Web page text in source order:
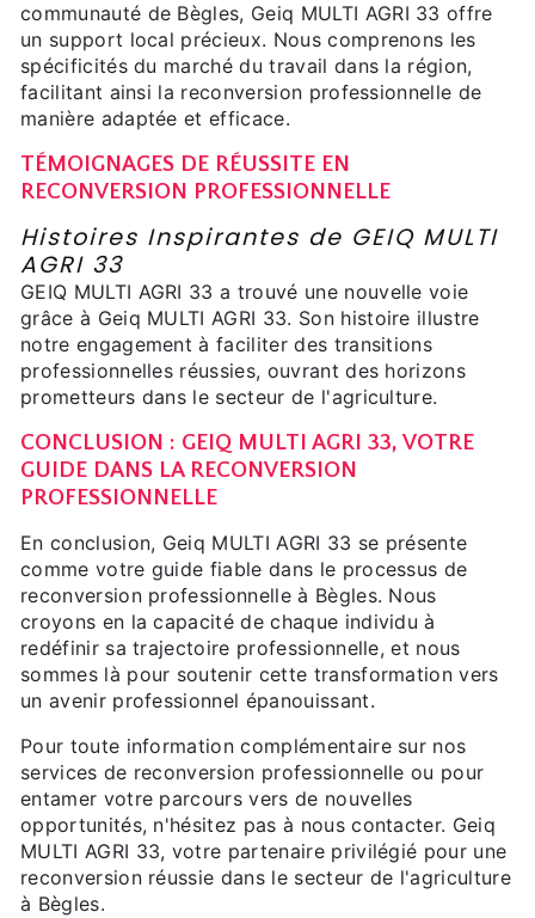
communauté de Bègles, Geiq MULTI AGRI 33 offre
un support local précieux. Nous comprenons les
spécificités du marché du travail dans la région,
facilitant ainsi la reconversion professionnelle de
manière adaptée et efficace.
TÉMOIGNAGES DE RÉUSSITE EN
RECONVERSION PROFESSIONNELLE
Histoires Inspirantes de GEIQ MULTI
AGRI 33
GEIQ MULTI AGRI 33 a trouvé une nouvelle voie
grâce à Geiq MULTI AGRI 33. Son histoire illustre
notre engagement à faciliter des transitions
professionnelles réussies, ouvrant des horizons
prometteurs dans le secteur de l'agriculture.
CONCLUSION : GEIQ MULTI AGRI 33, VOTRE
GUIDE DANS LA RECONVERSION
PROFESSIONNELLE
En conclusion, Geiq MULTI AGRI 33 se présente
comme votre guide fiable dans le processus de
reconversion professionnelle à Bègles. Nous
croyons en la capacité de chaque individu à
redéfinir sa trajectoire professionnelle, et nous
sommes là pour soutenir cette transformation vers
un avenir professionnel épanouissant.
Pour toute information complémentaire sur nos
services de reconversion professionnelle ou pour
entamer votre parcours vers de nouvelles
opportunités, n'hésitez pas à nous contacter. Geiq
MULTI AGRI 33, votre partenaire privilégié pour une
reconversion réussie dans le secteur de l'agriculture
à Bègles.